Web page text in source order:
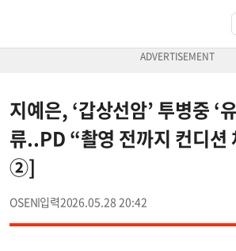
지예은, ‘갑상선암’ 투병중 ‘
류..PD “촬영 전까지 컨디션
②]
OSEN 2026.05.28 20:42